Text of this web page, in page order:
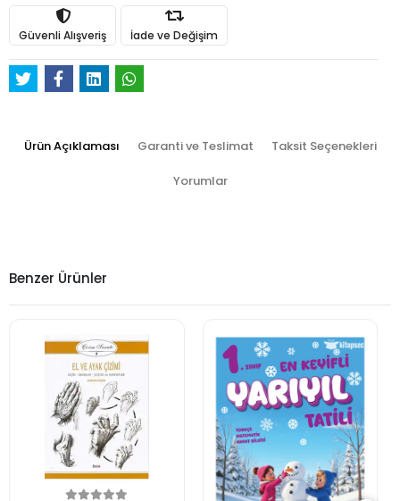
Güvenli Alışveriş İade ve Değişim
Ürün Açıklaması Garanti ve Teslimat Taksit Seçenekleri
Yorumlar
Benzer Ürünler